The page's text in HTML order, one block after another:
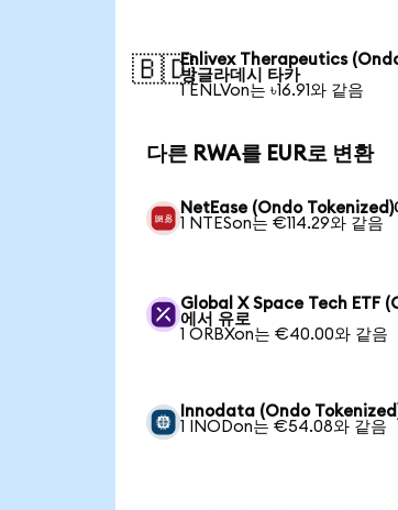
🇧🇩Enlivex Therapeutics
방글라데시 타카
1 ENLVon는 ৳16.91와 같음
다른 RWA를 EUR로 변환
NetEase (Ondo Tokenized)
1 NTESon는 €114.29와 같음
Global X Space Tech ETF
에서 유로
1 ORBXon는 €40.00와 같음
Innodata (Ondo
1 INODon는 €54.08와 같음